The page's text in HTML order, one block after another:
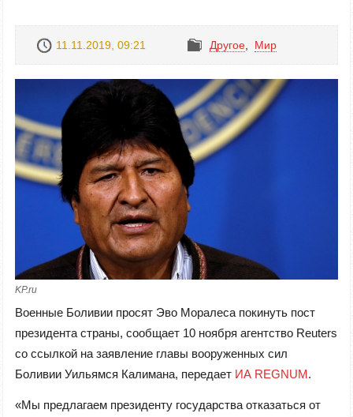
11.11.2019, 09:21 Другое Mир
KP.ru
Военные Боливии просят Эво Моралеса покинуть пост
президента страны, сообщает 10 ноября агентство Reuters
со ссылкой на заявление главы вооруженных сил
Боливии Уильямся Калимана, передает ИА REGNUM.
«Мы предлагаем президенту государства отказаться от